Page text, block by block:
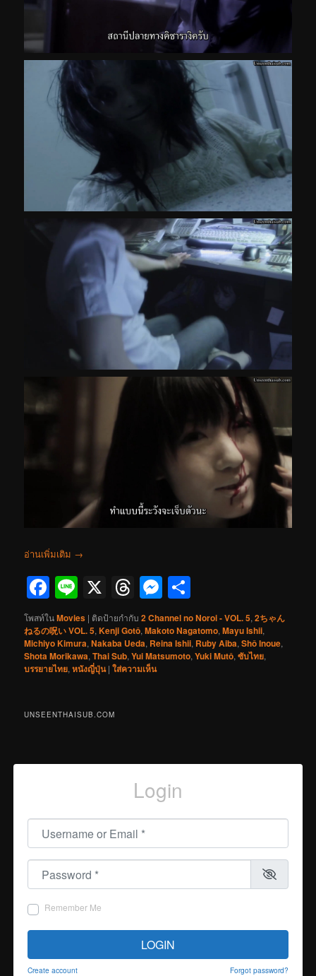
อ่านเพิ่มเติม →
Facebook
Line
X Threads
Messenger
โพสท์ในMovies | ติดป้ายกำกับ 2 Channel no Noroi - VOL. 5,2ちゃん
ねるの呪い VOL. 5,Kenji Gotô,Makoto Nagatomo,Mayu Ishii,
Michiyo Kimura,Nakaba Ueda, Reina Ishii, Ruby Aiba,Shô Inoue,
Shota Morikawa,Thai Sub,Yui Matsumoto,Yuki Mutô,ซับไทย,
บรรยายไทย,หนังญี่ปุ่น |ใส่ความเห็น
UNSEENTHAISUB.COM
Login
Username or Email
Password
Remember Me
LOGIN
Create account Forgot password?